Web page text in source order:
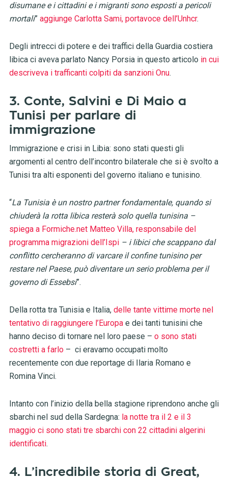
disumane e i cittadini e i migranti sono esposti a pericoli
mortali” aggiunge Carlotta Sami, portavoce dell’Unhcr.
Degli intrecci di potere e dei traffici della Guardia costiera
libica ci aveva parlato Nancy Porsia in questo articolo in cui
descriveva i trafficanti colpiti da sanzioni Onu.
3. Conte, Salvini e Di Maio a
Tunisi per parlare di
immigrazione
Immigrazione e crisi in Libia: sono stati questi gli
argomenti al centro dell’incontro bilaterale che si è svolto a
Tunisi tra alti esponenti del governo italiano e tunisino.
“La Tunisia è un nostro partner fondamentale, quando si
chiuderà la rotta libica resterà solo quella tunisina –
spiega a Formiche.net Matteo Villa, responsabile del
programma migrazioni dell’Ispi – i libici che scappano dal
conflitto cercheranno di varcare il confine tunisino per
restare nel Paese, può diventare un serio problema per il
governo di Essebsi”.
Della rotta tra Tunisia e Italia, delle tante vittime morte nel
tentativo di raggiungere l’Europae dei tanti tunisini che
hanno deciso di tornare nel loro paese – o sono stati
costretti a farlo– ci eravamo occupati molto
recentemente con due reportage di Ilaria Romano e
Romina Vinci.
Intanto con l’inizio della bella stagione riprendono anche gli
sbarchi nel sud della Sardegna: la notte tra il 2 e il 3
maggio ci sono stati tre sbarchi con 22 cittadini algerini
identificati.
4. L’incredibile storia di Great,